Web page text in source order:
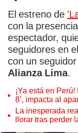
El estreno de
con la
espectador,
seguidores en
con un
Alianza Lima.
¡Ya está en
8’, impacta al
remecerá a los
La inesperada
llorar tras perder